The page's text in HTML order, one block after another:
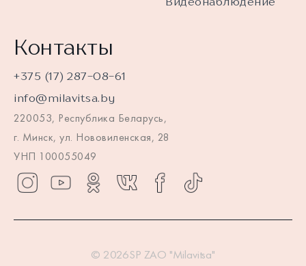
Контакты
+375 (17) 287-08-61
info@milavitsa.by
220053, Республика Беларусь,
г. Минск, ул. Нововиленская, 28
УНП 100055049
© 2026SP ZAO "Milavitsa"